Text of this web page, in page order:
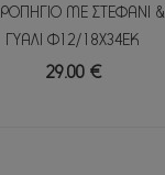
ΜΕ ΣΤΕΦΑΝΙ &
ΓΥΑΛΙ Φ12/18Χ34ΕΚ
29.00 €